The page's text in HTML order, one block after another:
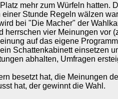
mehr zum Würfeln hatten.
Stunde Regeln wälzen
bei "Die Macher" der
vier Meinungen vor
auf das eigene
Schattenkabinett einsetzen
abhalten, Umfragen
besetzt hat, die Meinungen
hat, der gewinnt die Wahl.